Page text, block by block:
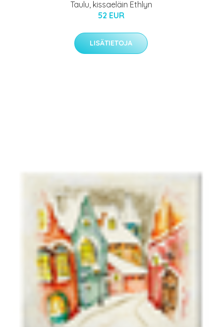
Taulu, kissaeläin Ethlyn
52 EUR
LISÄTIETOJA